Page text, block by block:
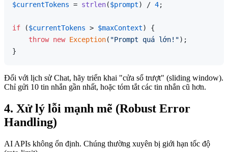
$currentTokens = strlen($prompt) / 4;
if ($currentTokens > $maxContext) {
throw new Exception( "Prompt quá lớn!");
Đối với lịch sử Chat, hãy triển khai "cửa sổ trượt" (sliding window).
Chỉ gửi 10 tin nhắn gần nhất, hoặc tóm tắt các tin nhắn cũ hơn.
4. Xử lý lỗi mạnh mẽ (Robust Error
Handling)
AI APIs không ổn định. Chúng thường xuyên bị giới hạn tốc độ